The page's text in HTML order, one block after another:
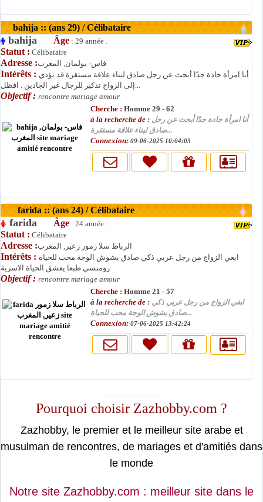
bahija :: (ans 29) / Célibataire
bahija Âge : 29 année .
Statut : Célibataire
Adresse :فاس- بولمان, المغرب
Intérêts : أنا امرأة جادة جدًا أبحث عن رجل صادق لبناء علاقة مستقرة قد تؤدي
إلى الزواج تذكير للرجال غير الجادين . افظل...
Objectif : rencontre mariage amour
Cherche : Homme 29 - 62
à la recherche de : أنا امرأة جادة جدًا أبحث عن رجل
صادق لبناء علاقة مستقرة...
Connexion: 09-06-2025 10:04:03
farida :: (ans 24) / Célibataire
farida Âge : 24 année .
Statut : Célibataire
Adresse :الرباط سلا زمور زعير, المغرب
Intérêts : ابغي الزواج من رجل عربي ذكي صادق بشوش الوجة محب للحياة
رومنسي طبعا يعشق الحياة الاسرية
Objectif : rencontre mariage amour
Cherche : Homme 21 - 57
à la recherche de : ابغي الزواج من رجل عربي ذكي
صادق بشوش الوجة محب للحياة...
Connexion: 07-06-2025 13:42:24
Pourquoi choisir Zazhobby.com ?
Zazhobby, le premier et le meilleur site arabe et
musulman de rencontres, de mariages et d'amitiés dans
le monde
Notre site Zazhobby.com : meilleur site dans le